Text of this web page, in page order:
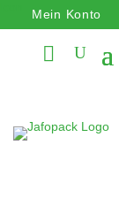
Mein Konto
info@jafopack.de